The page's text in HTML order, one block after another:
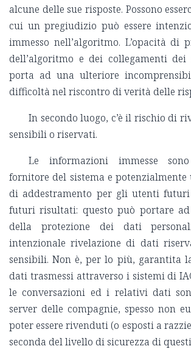
alcune delle sue risposte. Possono
cui un pregiudizio può essere
immesso nell’algoritmo. L’opacità di
dell’algoritmo e dei collegamenti
porta ad una ulteriore
difficoltà nel riscontro di verità delle
In secondo luogo, c’è il rischio di
sensibili o riservati.
Le informazioni immesse
fornitore del sistema e potenzialmente
di addestramento per gli utenti futuri
futuri risultati: questo può portare
della protezione dei dati
intenzionale rivelazione di dati
sensibili. Non è, per lo più, garantita
dati trasmessi attraverso i sistemi di
le conversazioni ed i relativi dati
server delle compagnie, spesso non
poter essere rivenduti (o esposti a
seconda del livello di sicurezza di